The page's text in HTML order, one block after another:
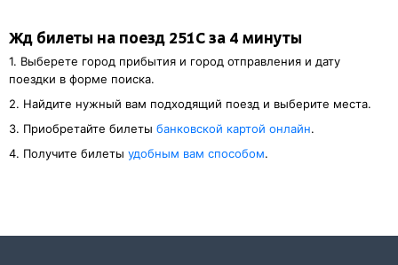
Жд билеты на поезд 251С за 4 минуты
1. Выберете город прибытия и город отправления и дату
поездки в форме поиска.
2. Найдите нужный вам подходящий поезд и выберите места.
3. Приобретайте билеты банковской картой онлайн.
4. Получите билеты удобным вам способом.